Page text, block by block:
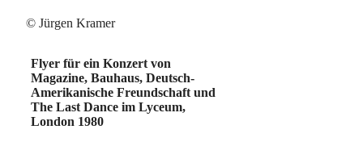
© Jürgen Kramer
Flyer für ein Konzert von
Magazine, Bauhaus, Deutsch-
Amerikanische Freundschaft und
The Last Dance im Lyceum,
London 1980